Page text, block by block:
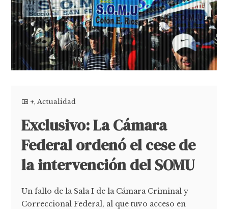
+,Actualidad
Exclusivo: La Cámara
Federal ordenó el cese de
la intervención del SOMU
Un fallo de la Sala I de la Cámara Criminal y
Correccional Federal, al que tuvo acceso en